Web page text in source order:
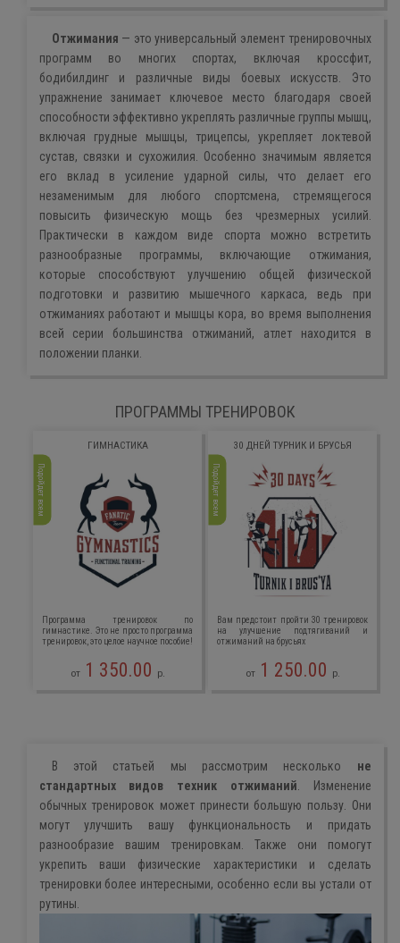
Отжимания — это универсальный элемент тренировочных
программ во многих спортах, включая кроссфит,
бодибилдинг и различные виды боевых искусств. Это
упражнение занимает ключевое место благодаря своей
способности эффективно укреплять различные группы мышц,
включая грудные мышцы, трицепсы, укрепляет локтевой
сустав, связки и сухожилия. Особенно значимым является
его вклад в усиление ударной силы, что делает его
незаменимым для любого спортсмена, стремящегося
повысить физическую мощь без чрезмерных усилий.
Практически в каждом виде спорта можно встретить
разнообразные программы, включающие отжимания,
которые способствуют улучшению общей физической
подготовки и развитию мышечного каркаса, ведь при
отжиманиях работают и мышцы кора, во время выполнения
всей серии большинства отжиманий, атлет находится в
положении планки.
ПРОГРАММЫ ТРЕНИРОВОК
ГИМНАСТИКА
Подойдет всем
Программа тренировок по
гимнастике. Это не просто программа
тренировок, это целое научное пособие!
от1 350.00 р.
30 ДНЕЙ ТУРНИК И БРУСЬЯ
Подойдет всем
Вам предстоит пройти 30 тренировок
на улучшение подтягиваний и
отжиманий на брусьях
от1 250.00 р.
В этой статьей мы рассмотрим несколько не
стандартных видов техник отжиманий . Изменение
обычных тренировок может принести большую пользу. Они
могут улучшить вашу функциональность и придать
разнообразие вашим тренировкам. Также они помогут
укрепить ваши физические характеристики и сделать
тренировки более интересными, особенно если вы устали от
рутины.